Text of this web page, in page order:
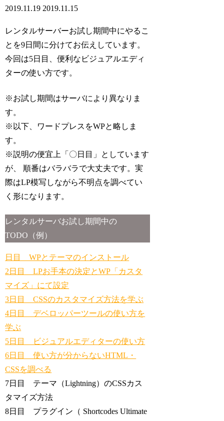
2019.11.19 2019.11.15
レンタルサーバーお試し期間中にやるこ
とを9日間に分けてお伝えしています。
今回は5日目、便利なビジュアルエディ
ターの使い方です。
※お試し期間はサーバにより異なりま
す。
※以下、ワードプレスをWPと略しま
す。
※説明の便宜上「〇日目」としています
が、 順番はバラバラで大丈夫です。実
際はLP模写しながら不明点を調べてい
く形になります。
レンタルサーバお試し期間中の
TODO（例）
日目 WPとテーマのインストール
2日目 LPお手本の決定とWP「カスタ
マイズ」にて設定
3日目 CSSのカスタマイズ方法を学ぶ
4日目 デベロッパーツールの使い方を
学ぶ
5日目 ビジュアルエディターの使い方
6日目 使い方が分からないHTML・
CSSを調べる
7日目 テーマ（Lightning）のCSSカス
タマイズ方法
8日目 プラグイン（ Shortcodes Ultimate